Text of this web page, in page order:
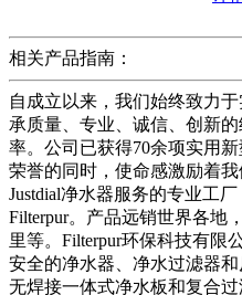
相关产品指南：
自成立以来，我们始终致力
承质量、专业、诚信、创新
率。公司已获得70余项实用
荣誉的同时，使命感激励着
Justdial净水器服务的专业工
Filterpur。产品远销世界各地
里等。Filterpur环保科技有限
安全的净水器、净水过滤器
无焊接一体式净水板和复合